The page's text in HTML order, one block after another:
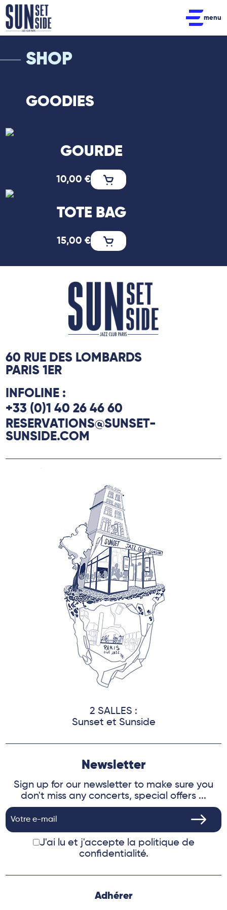
menu
SHOP
GOODIES
GOURDE
10,00€
TOTE BAG
15,00 €
60 RUE DES LOMBARDS
PARIS 1ER
INFOLINE :
+33 (0)1 40 26 46 60
RESERVATIONS@SUNSET-
SUNSIDE.COM
2 SALLES :
Sunset et Sunside
Newsletter
Sign up for our newsletter to make sure you
don't miss any concerts, special offers ...
J'ai lu et j'accepte la politique de
confidentialité.
Adhérer